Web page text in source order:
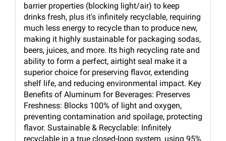
barrier properties (blocking light/air) to keep
drinks fresh, plus it's infinitely recyclable, requiring
much less energy to recycle than to produce new,
making it highly sustainable for packaging sodas,
beers, juices, and more. Its high recycling rate and
ability to form a perfect, airtight seal make it a
superior choice for preserving flavor, extending
shelf life, and reducing environmental impact. Key
Benefits of Aluminum for Beverages: Preserves
Freshness: Blocks 100% of light and oxygen,
preventing contamination and spoilage, protecting
flavor. Sustainable & Recyclable: Infinitely
recyclable in a true closed-loop system, using 95%